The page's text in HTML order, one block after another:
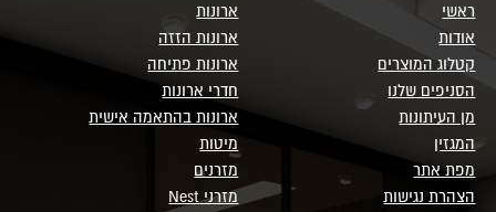
ראשי
אודות
קטלוג המוצרים
הסניפים שלנו
מן העיתונות
המגזין
מפת אתר
הצהרת נגישות
ארונות
ארונות הזזה
ארונות פתיחה
חדרי ארונות
ארונות בהתאמה אישית
מיטות
מזרנים
מזרני Nest